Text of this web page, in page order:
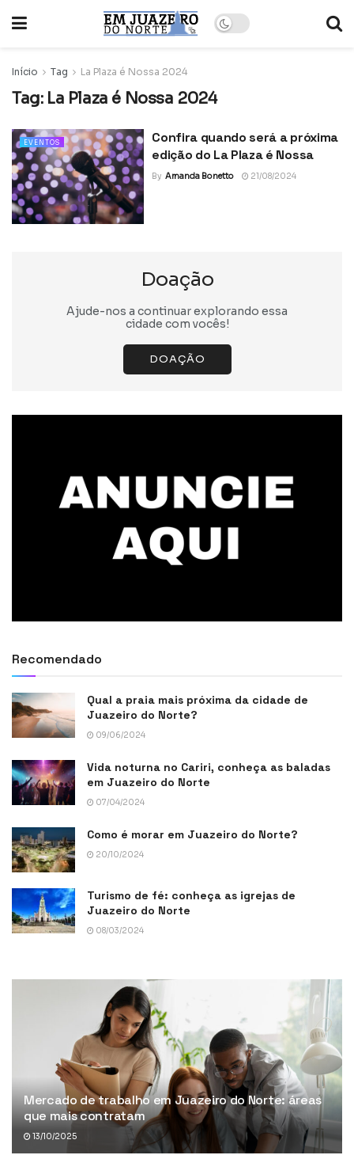
Início Tag La Plaza é Nossa 2024
Tag: La Plaza é Nossa 2024
EVENTOS
Confira quando será a próxima
edição do La Plaza é Nossa
By Amanda Bonetto 21/08/2024
Doação
Ajude-nos a continuar explorando essa
cidade com vocês!
DOAÇÃO
Recomendado
Qual a praia mais próxima da cidade de
Juazeiro do Norte?
09/06/2024
Vida noturna no Cariri, conheça as baladas
em Juazeiro do Norte
07/04/2024
Como é morar em Juazeiro do Norte?
20/10/2024
Turismo de fé: conheça as igrejas de
Juazeiro do Norte
08/03/2024
Mercado de trabalho em Juazeiro do Norte: áreas
que mais contratam
13/10/2025